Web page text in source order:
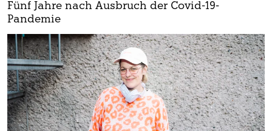
Fünf Jahre nach Ausbruch der Covid-19-
Pandemie